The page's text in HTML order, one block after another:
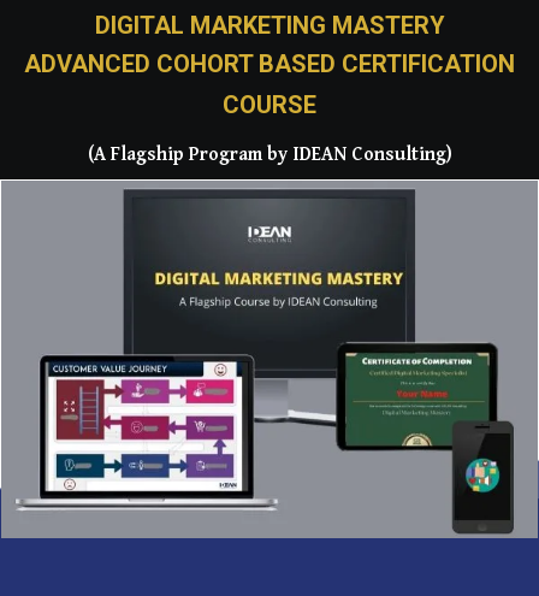
DIGITAL MARKETING MASTERY
ADVANCED COHORT BASED CERTIFICATION
COURSE
(A Flagship Program by IDEAN Consulting)